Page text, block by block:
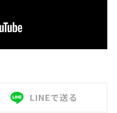
LINEで送る